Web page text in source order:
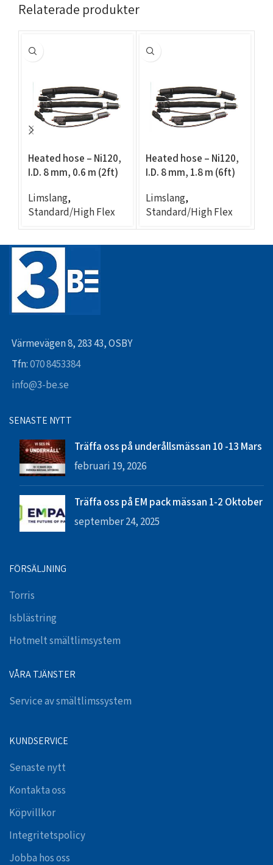
Relaterade produkter
Heated hose – Ni120,
I.D. 8 mm, 0.6 m (2ft)
Limslang,
Standard/High Flex
Heated hose – Ni120,
I.D. 8 mm, 1.8 m (6ft)
Limslang,
Standard/High Flex
Värmevägen 8, 283 43, OSBY
Tfn:070 8453384
info@3-be.se
SENASTE NYTT
Träffa oss på underållsmässan 10 -13 Mars
februari 19, 2026
Träffa oss på EM pack mässan 1-2 Oktober
september 24, 2025
FÖRSÄLJNING
Torris
Isblästring
Hotmelt smältlimsystem
VÅRA TJÄNSTER
Service av smältlimssystem
KUNDSERVICE
Senaste nytt
Kontakta oss
Köpvillkor
Integritetspolicy
Jobba hos oss